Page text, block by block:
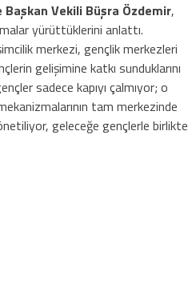
Vekili Büşra Özdemir,
yürüttüklerini anlattı.
merkezi, gençlik merkezleri
gelişimine katkı sunduklarını
sadece kapıyı çalmıyor; o
tam merkezinde
geleceğe gençlerle birlikte